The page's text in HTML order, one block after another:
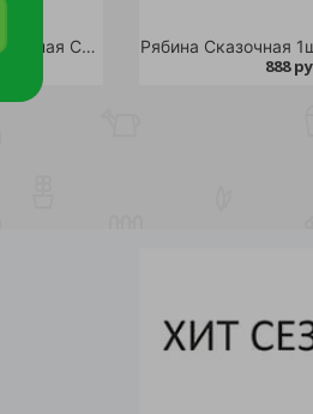
Рябина Глобозум обыкновенная С30 1шт
888